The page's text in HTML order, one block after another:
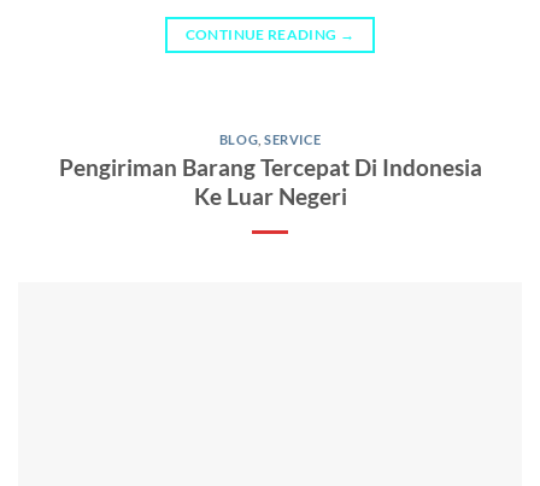
CONTINUE READING →
BLOG ,SERVICE
Pengiriman Barang Tercepat Di Indonesia
Ke Luar Negeri